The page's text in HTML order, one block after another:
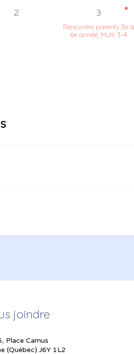
2
Rencontre parents 3e à
6e année, Multi 3-4
3 ●
joindre
Place Camus
(Québec) J6Y 1L2